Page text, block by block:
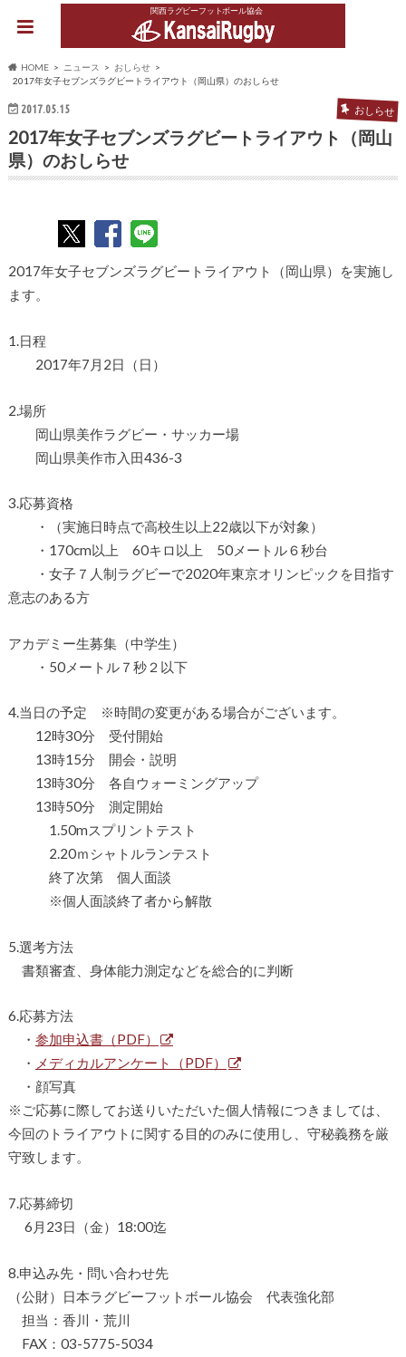
関西ラグビーフットボール協会
HOME ニュース
おしらせ
2017年女子セブンズラグビートライアウト（岡山県）のおしらせ
2017.05.15 おしらせ
2017年女子セブンズラグビートライアウト（岡山
県）のおしらせ
2017年女子セブンズラグビートライアウト（岡山県）を実施し
ます。
1.日程
2017年7月2日（日）
2.場所
岡山県美作ラグビー・サッカー場
岡山県美作市入田436-3
3.応募資格
・（実施日時点で高校生以上22歳以下が対象）
・170cm以上 60キロ以上 50メートル６秒台
・女子７人制ラグビーで2020年東京オリンピックを目指す
意志のある方
アカデミー生募集（中学生）
・50メートル７秒２以下
4.当日の予定 ※時間の変更がある場合がございます。
12時30分 受付開始
13時15分 開会・説明
13時30分 各自ウォーミングアップ
13時50分 測定開始
1.50mスプリントテスト
2.20ｍシャトルランテスト
終了次第 個人面談
※個人面談終了者から解散
5.選考方法
書類審査、身体能力測定などを総合的に判断
6.応募方法
・ 参加申込書（PDF）
・ メディカルアンケート（PDF）
・顔写真
※ご応募に際してお送りいただいた個人情報につきましては、
今回のトライアウトに関する目的のみに使用し、守秘義務を厳
守致します。
7.応募締切
6月23日（金）18:00迄
8.申込み先・問い合わせ先
（公財）日本ラグビーフットボール協会 代表強化部
担当：香川・荒川
FAX：03-5775-5034